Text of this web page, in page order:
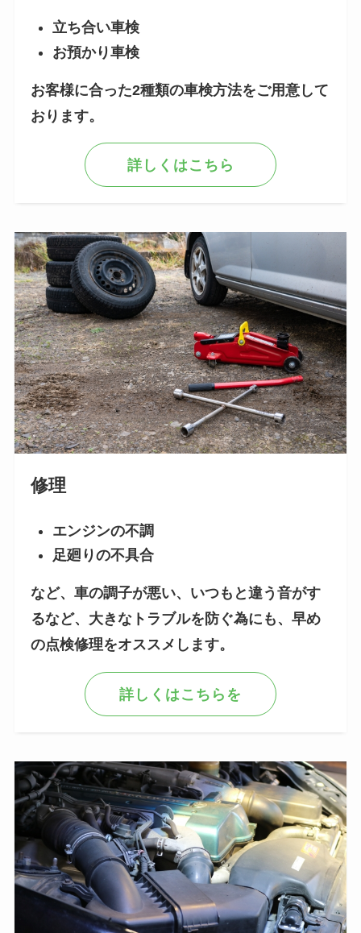
立ち合い車検
お預かり車検
お客様に合った2種類の車検方法をご用意して
おります。
詳しくはこちら
修理
エンジンの不調
足廻りの不具合
など、車の調子が悪い、いつもと違う音がす
るなど、大きなトラブルを防ぐ為にも、早め
の点検修理をオススメします。
詳しくはこちらを